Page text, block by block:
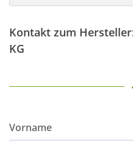
Kontakt zum
KG
Vorname